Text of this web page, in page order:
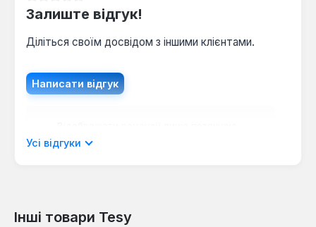
Залиште відгук!
Діліться своїм досвідом з іншими клієнтами.
Написати відгук
мовою.
Відгуків не знайдено. Поділіться
Усі відгуки
Інші товари Tesy